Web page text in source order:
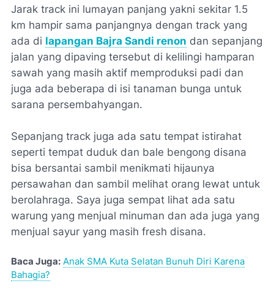
Jarak track ini lumayan panjang yakni sekitar 1.5
km hampir sama panjangnya dengan track yang
ada di lapangan Bajra Sandi renon dan sepanjang
jalan yang dipaving tersebut di kelilingi hamparan
sawah yang masih aktif memproduksi padi dan
juga ada beberapa di isi tanaman bunga untuk
sarana persembahyangan.
Sepanjang track juga ada satu tempat istirahat
seperti tempat duduk dan bale bengong disana
bisa bersantai sambil menikmati hijaunya
persawahan dan sambil melihat orang lewat untuk
berolahraga. Saya juga sempat lihat ada satu
warung yang menjual minuman dan ada juga yang
menjual sayur yang masih fresh disana.
Baca Juga: Anak SMA Kuta Selatan Bunuh Diri Karena
Bahagia?